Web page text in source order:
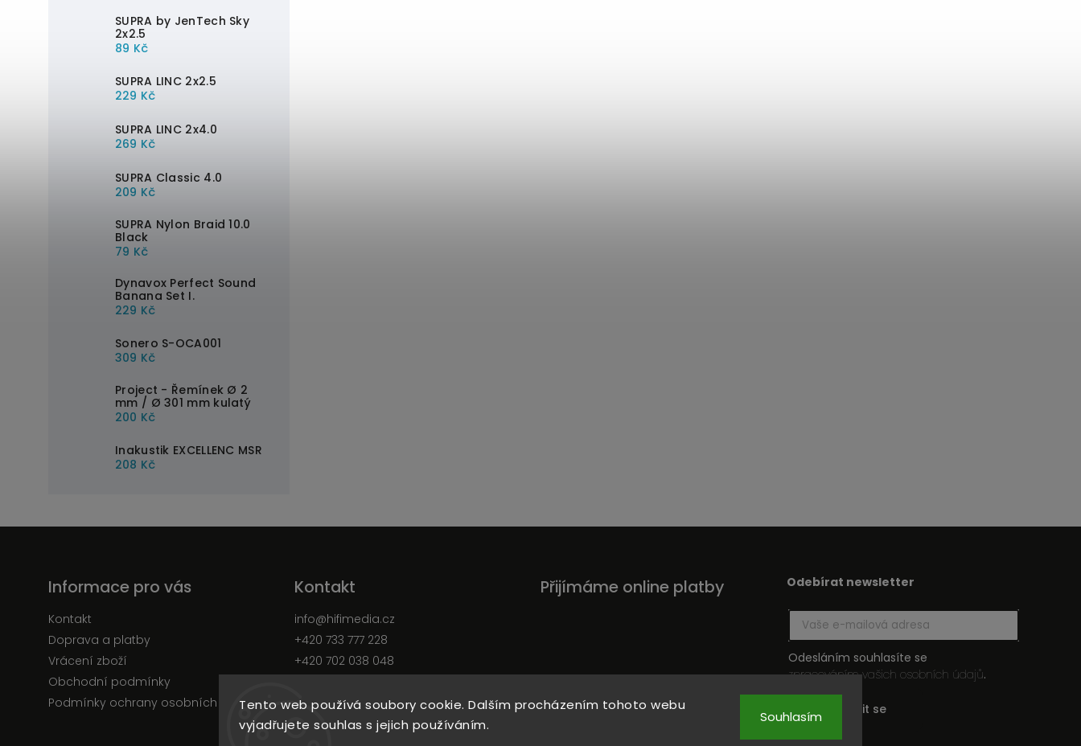
Tento web používá soubory cookie. Dalším procházením tohoto webu
vyjadřujete souhlas s jejich používáním.
Souhlasím
SUPRA by JenTech Sky
2x2.5
89 Kč
SUPRA LINC 2x2.5
229 Kč
SUPRA LINC 2x4.0
269 Kč
SUPRA Classic 4.0
209 Kč
SUPRA Nylon Braid 10.0
Black
79 Kč
Dynavox Perfect Sound
Banana Set I.
229 Kč
Sonero S-OCA001
309 Kč
Project - Řemínek Ø 2
mm / Ø 301 mm kulatý
200 Kč
Inakustik EXCELLENC MSR
208 Kč
Informace pro vás
Kontakt
Doprava a platby
Vrácení zboží
Obchodní podmínky
Podmínky ochrany osobních údajů
Kontakt
info@hifimedia.cz
+420 733 777 228
+420 702 038 048
Přijímáme online platby Odebírat newsletter
Odesláním souhlasíte se
zpracováním vašich osobních údajů.
Přihlásit se